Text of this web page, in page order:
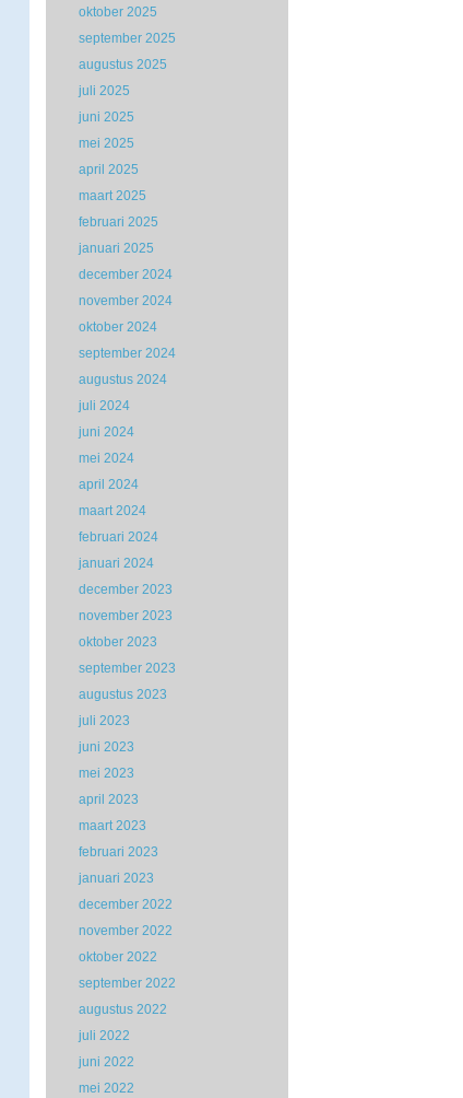
oktober 2025
september 2025
augustus 2025
juli 2025
juni 2025
mei 2025
april 2025
maart 2025
februari 2025
januari 2025
december 2024
november 2024
oktober 2024
september 2024
augustus 2024
juli 2024
juni 2024
mei 2024
april 2024
maart 2024
februari 2024
januari 2024
december 2023
november 2023
oktober 2023
september 2023
augustus 2023
juli 2023
juni 2023
mei 2023
april 2023
maart 2023
februari 2023
januari 2023
december 2022
november 2022
oktober 2022
september 2022
augustus 2022
juli 2022
juni 2022
mei 2022